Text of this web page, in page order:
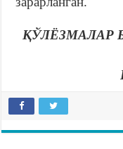
ҚЎЛЁЗМАЛАР